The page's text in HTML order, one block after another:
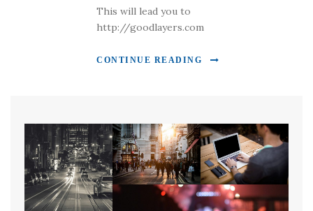
This will lead you to
http://goodlayers.com
CONTINUE READING